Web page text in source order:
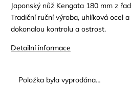
Japonský nůž Kengata 180 mm z
Tradiční ruční výroba, uhlíková ocel
dokonalou kontrolu a ostrost.
Detailní informace
Položka byla vyprodána…